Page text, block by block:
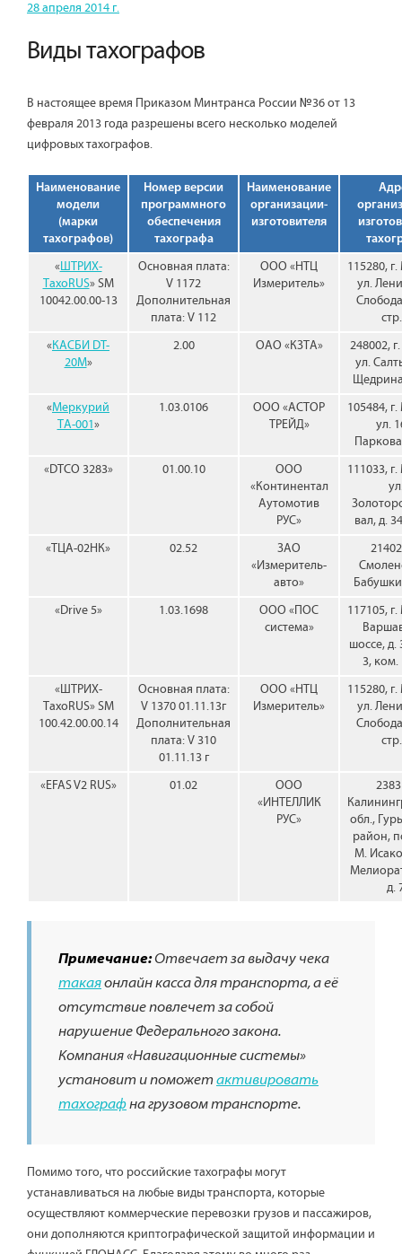
28 апреля 2014 г.
Виды тахографов
В настоящее время Приказом Минтранса России №36 от 13
февраля 2013 года разрешены всего несколько моделей
цифровых тахографов.
Наименование
модели
(марки
тахографов)
Номер версии
программного
обеспечения
тахографа
Наименование
организации-
изготовителя
«ШТРИХ-
ТахоRUS» SM
10042.00.00-13
Основная плата:
V 1172
Дополнительная
плата: V 112
ООО «НТЦ
Измеритель»
115280,
ул.
«КАСБИ DT-
20M»
2.00 ОАО «КЗТА»
248002,
ул.
«Меркурий
ТА-001»
1.03.0106
ООО «АСТОР
ТРЕЙД»
105484,
ул.
«DTCO 3283»
01.00.10
ООО
«Континентал
Аутомотив
РУС»
111033,
вал, д.
«ТЦА-02НК»
02.52
ЗАО
«Измеритель-
авто»
«Drive 5»
1.03.1698
ООО «ПОС
система»
117105,
шоссе, д.
3, ком.
«ШТРИХ-
ТахоRUS» SM
100.42.00.00.14
Основная плата:
V 1370 01.11.13г
Дополнительная
плата: V 310
01.11.13 г
ООО «НТЦ
Измеритель»
115280,
ул.
«EFAS V2 RUS» 01.02
ООО
«ИНТЕЛЛИК
РУС»
обл.,
район,
М.
д.
Примечание:Отвечает за выдачу чека
такаяонлайн касса для транспорта, а её
отсутствие повлечет за собой
нарушение Федерального закона.
Компания «Навигационные системы»
установит и поможет активировать
тахографна грузовом транспорте.
Помимо того, что российские тахографы могут
устанавливаться на любые виды транспорта, которые
осуществляют коммерческие перевозки грузов и пассажиров,
они дополняются криптографической защитой информации и